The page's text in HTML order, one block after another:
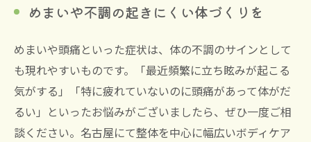
めまいや不調の起きにくい体づくりを
めまいや頭痛といった症状は、体の不調のサインとして
も現れやすいものです。「最近頻繁に立ち眩みが起こる
気がする」「特に疲れていないのに頭痛があって体がだ
るい」といったお悩みがございましたら、ぜひ一度ご相
談ください。名古屋にて整体を中心に幅広いボディケア